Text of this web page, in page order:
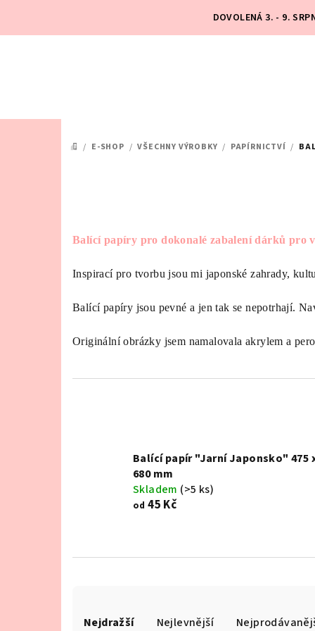
DOVOLENÁ 3. - 9.
DOMŮ
/ E-SHOP / VŠECHNY VÝROBKY / PAPÍRNICTVÍ /
Balící papíry pro dokonalé zabalení dárků pro
Inspirací pro tvorbu jsou mi japonské zahrady,
Balící papíry jsou pevné a jen tak se nepotrhají.
Originální obrázky jsem namalovala akrylem a
Balící papír "Jarní Japonsko" 475
680 mm
Skladem (>5 ks)
od 45 Kč
Nejdražší Nejlevnější